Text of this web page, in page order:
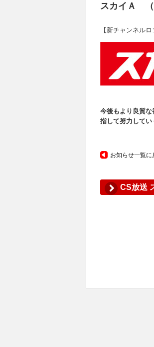
スカイＡ （
【新チャンネル
今後もより良質
指して努力してい
お知らせ一覧に
CS放送